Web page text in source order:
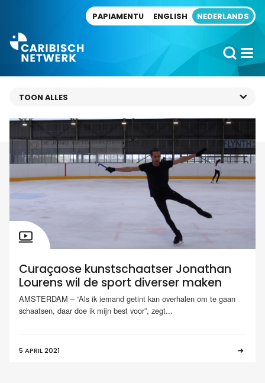
PAPIAMENTU ENGLISH NEDERLANDS
Curaçaose kunstschaatser Jonathan
Lourens wil de sport diverser maken
AMSTERDAM – “Als ik iemand getint kan overhalen om te gaan
schaatsen, daar doe ik mijn best voor”, zegt...
5 APRIL 2021